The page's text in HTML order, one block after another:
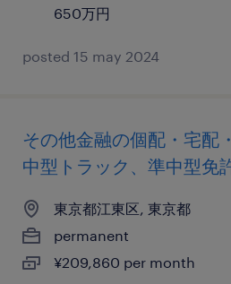
650万円
posted 15 may 2024
その他金融の個配・宅配
中型トラック、準中型免
東京都江東区, 東京都
permanent
¥209,860 per month